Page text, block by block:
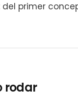
primer
rodar